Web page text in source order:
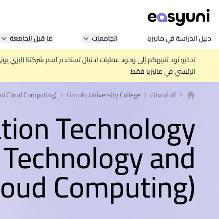
دليل الدراسة في ماليزيا الجامعات ما قبل الجامعة
تحذير: نود تنبيهكم إلى وجود عمليات احتيال تستخدم اسم شركتنا (ايزي
الرئيسي في ماليزيا فقط
الجامعات Lincoln University College
Cloud Computing)
Technology
and
Computing)